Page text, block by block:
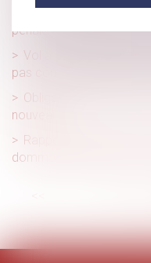
Harcèlement moral
pénale des dirigeants
Vol annulé : la
pas consentement pour
Obligation d’emploi
nouveau
Rappels essentiels
dommage décennal et